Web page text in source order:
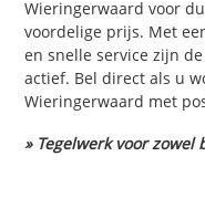
Wieringerwaard voor
voordelige prijs. Met
en snelle service zijn
actief. Bel direct als u
Wieringerwaard met
» Tegelwerk voor